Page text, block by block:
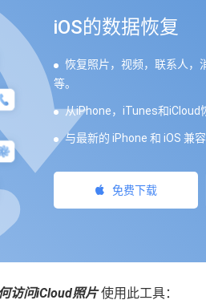
iOS的数据恢复
恢复照片，视频，联系人，
等。
从iPhone，iTunes和iCloud
与最新的 iPhone 和 iOS 兼容
免费下载
访问iCloud照片使用此工具：